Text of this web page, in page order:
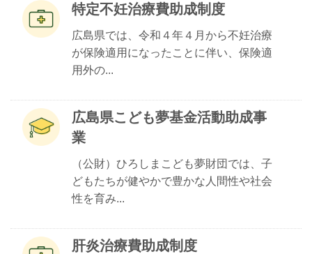
特定不妊治療費助成制度
​広島県では、令和４年４月から不妊治療
が保険適用になったことに伴い、保険適
用外の...
広島県こども夢基金活動助成事
業
（公財）ひろしまこども夢財団では、子
どもたちが健やかで豊かな人間性や社会
性を育み...
肝炎治療費助成制度